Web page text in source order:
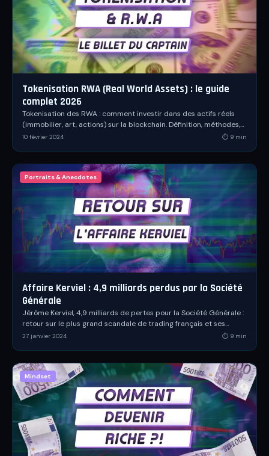
Tokenisation RWA (Real World Assets) : le guide
complet 2026
Tokenisation des RWA : comment investir dans des actifs réels
(immobilier, art, actions) sur la blockchain. Définition, méthodes,
chiffres 2026 et risques.
10 février 2024 ⏱ 9 min
Portraits & Anecdotes
Affaire Kerviel : 4,9 milliards perdus par la Société
Générale
Jérôme Kerviel, 4,9 milliards de pertes pour la Société Générale :
retour sur le plus grand scandale de trading français et ses
leçons sur la gestion du risque.
27 janvier 2024 ⏱ 9 min
Mindset